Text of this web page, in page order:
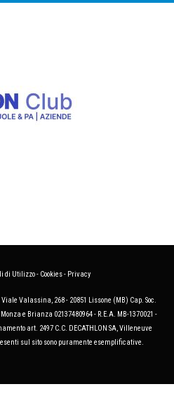
di Utilizzo- Cookies- Privacy
Valassina, 268 - 20851 Lissone (MB) Cap. Soc.
e Brianza 02137480964 - R.E.A. MB-1370021 -
art. 2497 C.C. DECATHLON SA, Villeneuve
sul sito sono puramente esemplificative.